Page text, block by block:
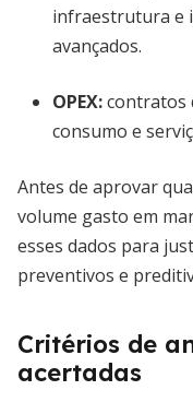
infraestrutura e
avançados.
OPEX:contratos
consumo e
Antes de aprovar
volume gasto em
esses dados para
preventivos e
Critérios de
acertadas